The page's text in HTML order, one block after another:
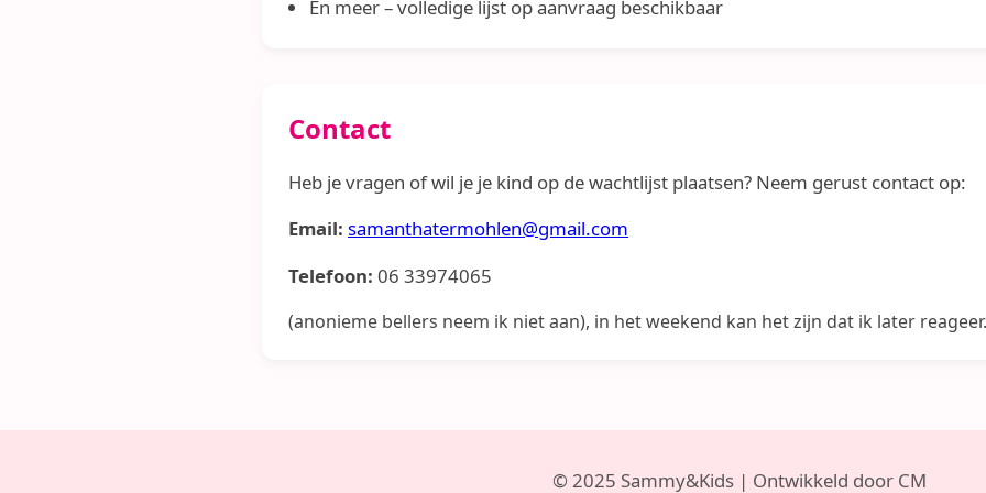
En meer – volledige lijst op aanvraag beschikbaar
Contact
Heb je vragen of wil je je kind op de wachtlijst plaatsen? Neem gerust contact op:
Email: samanthatermohlen@gmail.com
Telefoon: 06 33974065
(anonieme bellers neem ik niet aan), in het weekend kan het zijn dat ik later reageer.
© 2025 Sammy&Kids | Ontwikkeld door CM